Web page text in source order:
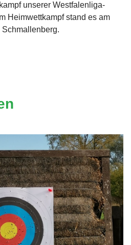
unserer Westfalenliga-
Heimwettkampf stand es am